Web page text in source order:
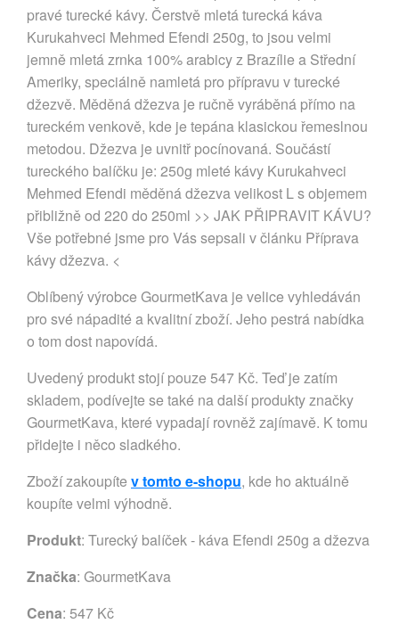
pravé turecké kávy. Čerstvě mletá turecká káva
Kurukahveci Mehmed Efendi 250g, to jsou velmi
jemně mletá zrnka 100% arabicy z Brazílie a Střední
Ameriky, speciálně namletá pro přípravu v turecké
džezvě. Měděná džezva je ručně vyráběná přímo na
tureckém venkově, kde je tepána klasickou řemeslnou
metodou. Džezva je uvnitř pocínovaná. Součástí
tureckého balíčku je: 250g mleté kávy Kurukahveci
Mehmed Efendi měděná džezva velikost L s objemem
přibližně od 220 do 250ml >> JAK PŘIPRAVIT KÁVU?
Vše potřebné jsme pro Vás sepsali v článku Příprava
kávy džezva. <
Oblíbený výrobce GourmetKava je velice vyhledáván
pro své nápadité a kvalitní zboží. Jeho pestrá nabídka
o tom dost napovídá.
Uvedený produkt stojí pouze 547 Kč. Teď je zatím
skladem, podívejte se také na další produkty značky
GourmetKava, které vypadají rovněž zajímavě. K tomu
přidejte i něco sladkého.
Zboží zakoupíte v tomto e-shopu, kde ho aktuálně
koupíte velmi výhodně.
Produkt: Turecký balíček - káva Efendi 250g a džezva
Značka: GourmetKava
Cena: 547 Kč